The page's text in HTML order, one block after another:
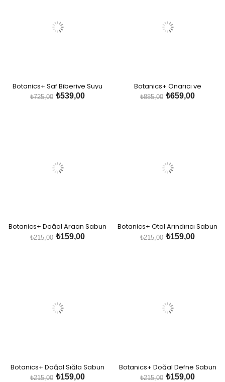
Botanics+ Saf Biberiye Suyu
Tonik
₺539,00
₺725,00
Botanics+ Onarıcı ve
Güçlendirici Bitkisel Saç Bakım
₺659,00
₺885,00
Botanics+ Doğal Argan Sabun
₺159,00
₺215,00
Botanics+ Otal Arındırıcı Sabun
₺159,00
₺215,00
Botanics+ Doğal Sığla Sabun
₺159,00
₺215,00
Botanics+ Doğal Defne Sabun
₺159,00
₺215,00